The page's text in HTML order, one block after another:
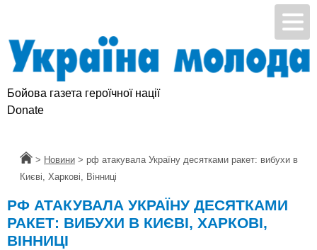
Бойова газета героїчної нації
Donate
Головна
> Новини > рф атакувала Україну десятками ракет: вибухи в
Києві, Харкові, Вінниці
РФ АТАКУВАЛА УКРАЇНУ ДЕСЯТКАМИ
РАКЕТ: ВИБУХИ В КИЄВІ, ХАРКОВІ,
ВІННИЦІ